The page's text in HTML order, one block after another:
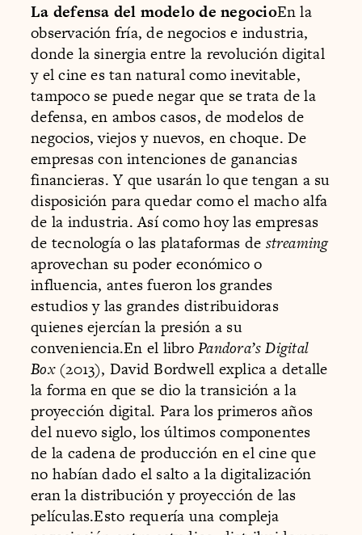
La defensa del modelo de negocioEn la
observación fría, de negocios e industria,
donde la sinergia entre la revolución digital
y el cine es tan natural como inevitable,
tampoco se puede negar que se trata de la
defensa, en ambos casos, de modelos de
negocios, viejos y nuevos, en choque. De
empresas con intenciones de ganancias
financieras. Y que usarán lo que tengan a su
disposición para quedar como el macho alfa
de la industria. Así como hoy las empresas
de tecnología o las plataformas de streaming
aprovechan su poder económico o
influencia, antes fueron los grandes
estudios y las grandes distribuidoras
quienes ejercían la presión a su
conveniencia.En el libroPandora’s Digital
Box(2013), David Bordwell explica a detalle
la forma en que se dio la transición a la
proyección digital. Para los primeros años
del nuevo siglo, los últimos componentes
de la cadena de producción en el cine que
no habían dado el salto a la digitalización
eran la distribución y proyección de las
películas.Esto requería una compleja